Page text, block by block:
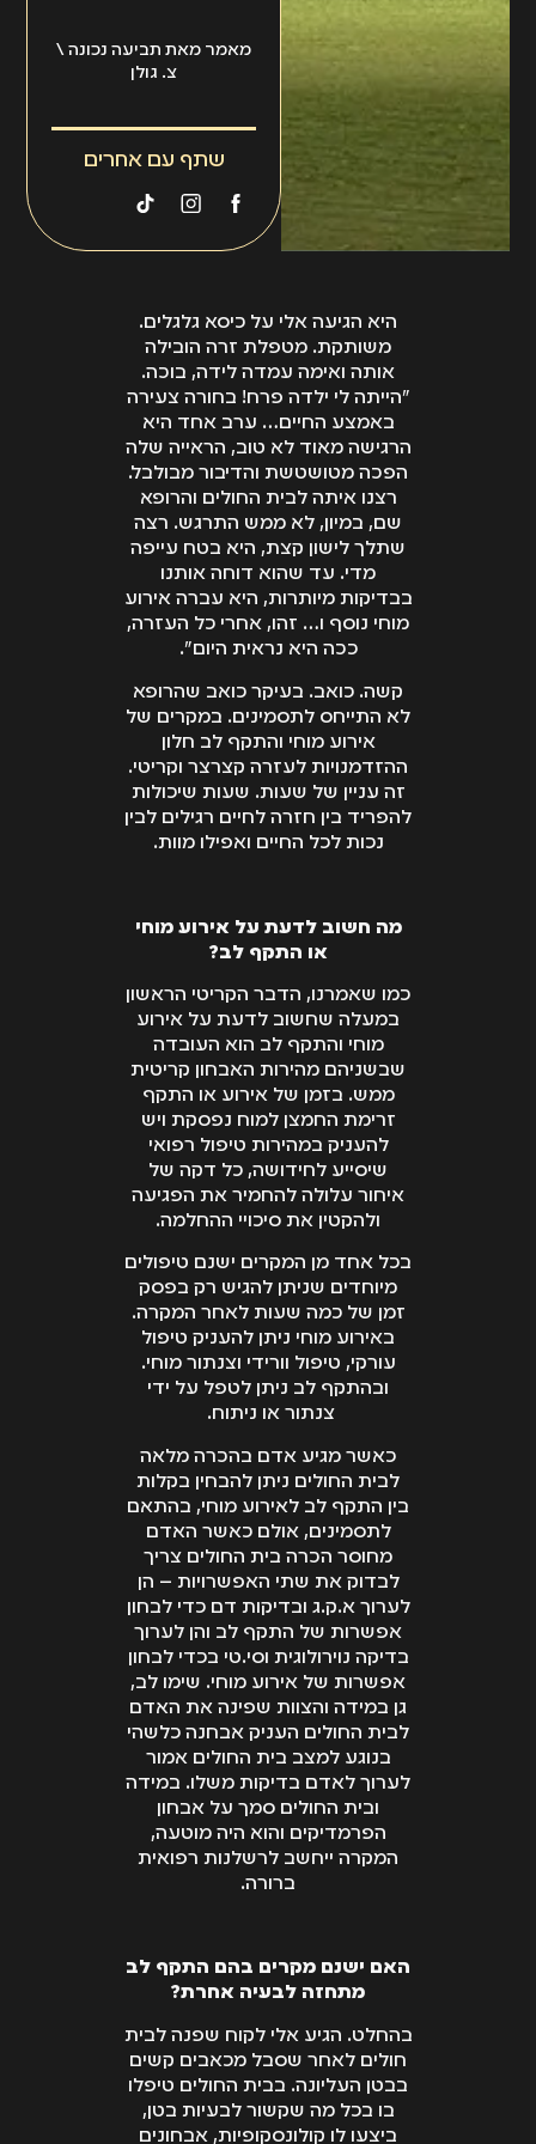
נכה לכל חייו.
מעלה מיוחדת. עו"ד
ואנונו עבדה בעבר
הביטוח של הרופאים
ולמדה בדיוק מהם
מוכנות לשלם על כל
טענות הם מנסות
למוטט אותה ומהי
צורת הפעולה של
החברה. לכן, כיום,
כאשר מגיע לקוח
למשרדה, יחד עם
שמיעת התיק היא כבר
'שומעת' מה יטען הצד
השני ויודעת להשיג
חוות דעת ולהיערך
מראש לכל הטענות.
הסכומים המתאימים
לכל פגיעה ולא נותנת
בפחות". אילו, תסכימו
איתי, החלקים
החשובים ביותר
בתביעה.
מאמר מאת תביעה נכונה \
צ. גולן
שתף עם אחרים
היא הגיעה אלי על כיסא גלגלים.
משותקת. מטפלת זרה הובילה
אותה ואימה עמדה לידה, בוכה.
"הייתה לי ילדה פרח! בחורה צעירה
באמצע החיים… ערב אחד היא
הרגישה מאוד לא טוב, הראייה שלה
הפכה מטושטשת והדיבור מבולבל.
רצנו איתה לבית החולים והרופא
שם, במיון, לא ממש התרגש. רצה
שתלך לישון קצת, היא בטח עייפה
מדי. עד שהוא דוחה אותנו
בבדיקות מיותרות, היא עברה אירוע
מוחי נוסף ו… זהו, אחרי כל העזרה,
ככה היא נראית היום".
קשה. כואב. בעיקר כואב שהרופא
לא התייחס לתסמינים. במקרים של
אירוע מוחי והתקף לב חלון
ההזדמנויות לעזרה קצרצר וקריטי.
זה עניין של שעות. שעות שיכולות
להפריד בין חזרה לחיים רגילים לבין
נכות לכל החיים ואפילו מוות.
מה חשוב לדעת על אירוע מוחי
או התקף לב?
כמו שאמרנו, הדבר הקריטי הראשון
במעלה שחשוב לדעת על אירוע
מוחי והתקף לב הוא העובדה
שבשניהם מהירות האבחון קריטית
ממש. בזמן של אירוע או התקף
זרימת החמצן למוח נפסקת ויש
להעניק במהירות טיפול רפואי
שיסייע לחידושה, כל דקה של
איחור עלולה להחמיר את הפגיעה
ולהקטין את סיכויי ההחלמה.
בכל אחד מן המקרים ישנם טיפולים
מיוחדים שניתן להגיש רק בפסק
זמן של כמה שעות לאחר המקרה.
באירוע מוחי ניתן להעניק טיפול
עורקי, טיפול וורידי וצנתור מוחי.
ובהתקף לב ניתן לטפל על ידי
צנתור או ניתוח.
כאשר מגיע אדם בהכרה מלאה
לבית החולים ניתן להבחין בקלות
בין התקף לב לאירוע מוחי, בהתאם
לתסמינים, אולם כאשר האדם
מחוסר הכרה בית החולים צריך
לבדוק את שתי האפשרויות – הן
לערוך א.ק.ג ובדיקות דם כדי לבחון
אפשרות של התקף לב והן לערוך
בדיקה נוירולוגית וסי.טי בכדי לבחון
אפשרות של אירוע מוחי. שימו לב,
גן במידה והצוות שפינה את האדם
לבית החולים העניק אבחנה כלשהי
בנוגע למצב בית החולים אמור
לערוך לאדם בדיקות משלו. במידה
ובית החולים סמך על אבחון
הפרמדיקים והוא היה מוטעה,
המקרה ייחשב לרשלנות רפואית
ברורה.
האם ישנם מקרים בהם התקף לב
מתחזה לבעיה אחרת?
בהחלט. הגיע אלי לקוח שפנה לבית
חולים לאחר שסבל מכאבים קשים
בבטן העליונה. בבית החולים טיפלו
בו בכל מה שקשור לבעיות בטן,
ביצעו לו קולונסקופיות, אבחונים